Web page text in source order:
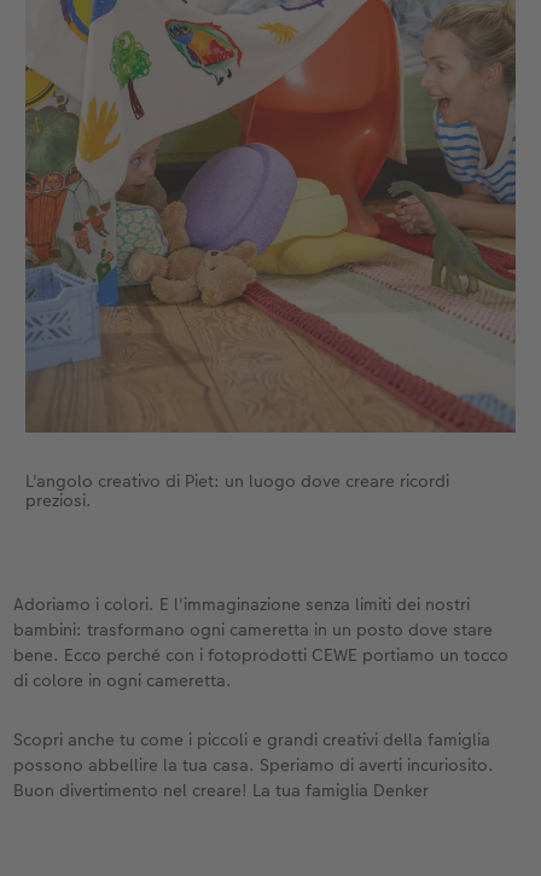
L'angolo creativo di Piet: un luogo dove creare ricordi
preziosi.
Adoriamo i colori. E l'immaginazione senza limiti dei nostri
bambini: trasformano ogni cameretta in un posto dove stare
bene. Ecco perché con i fotoprodotti CEWE portiamo un tocco
di colore in ogni cameretta.
Scopri anche tu come i piccoli e grandi creativi della famiglia
possono abbellire la tua casa. Speriamo di averti incuriosito.
Buon divertimento nel creare! La tua famiglia Denker